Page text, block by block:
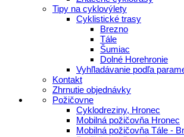
Tipy na cyklovýlety
Cyklistické trasy
Brezno
Tále
Šumiac
Dolné Horehronie
Vyhľladávanie podľa
Kontakt
Zhrnutie objednávky
Požičovne
Cyklodreziny, Hronec
Mobilná požičovňa Hronec
Mobilná požičovňa Tále -